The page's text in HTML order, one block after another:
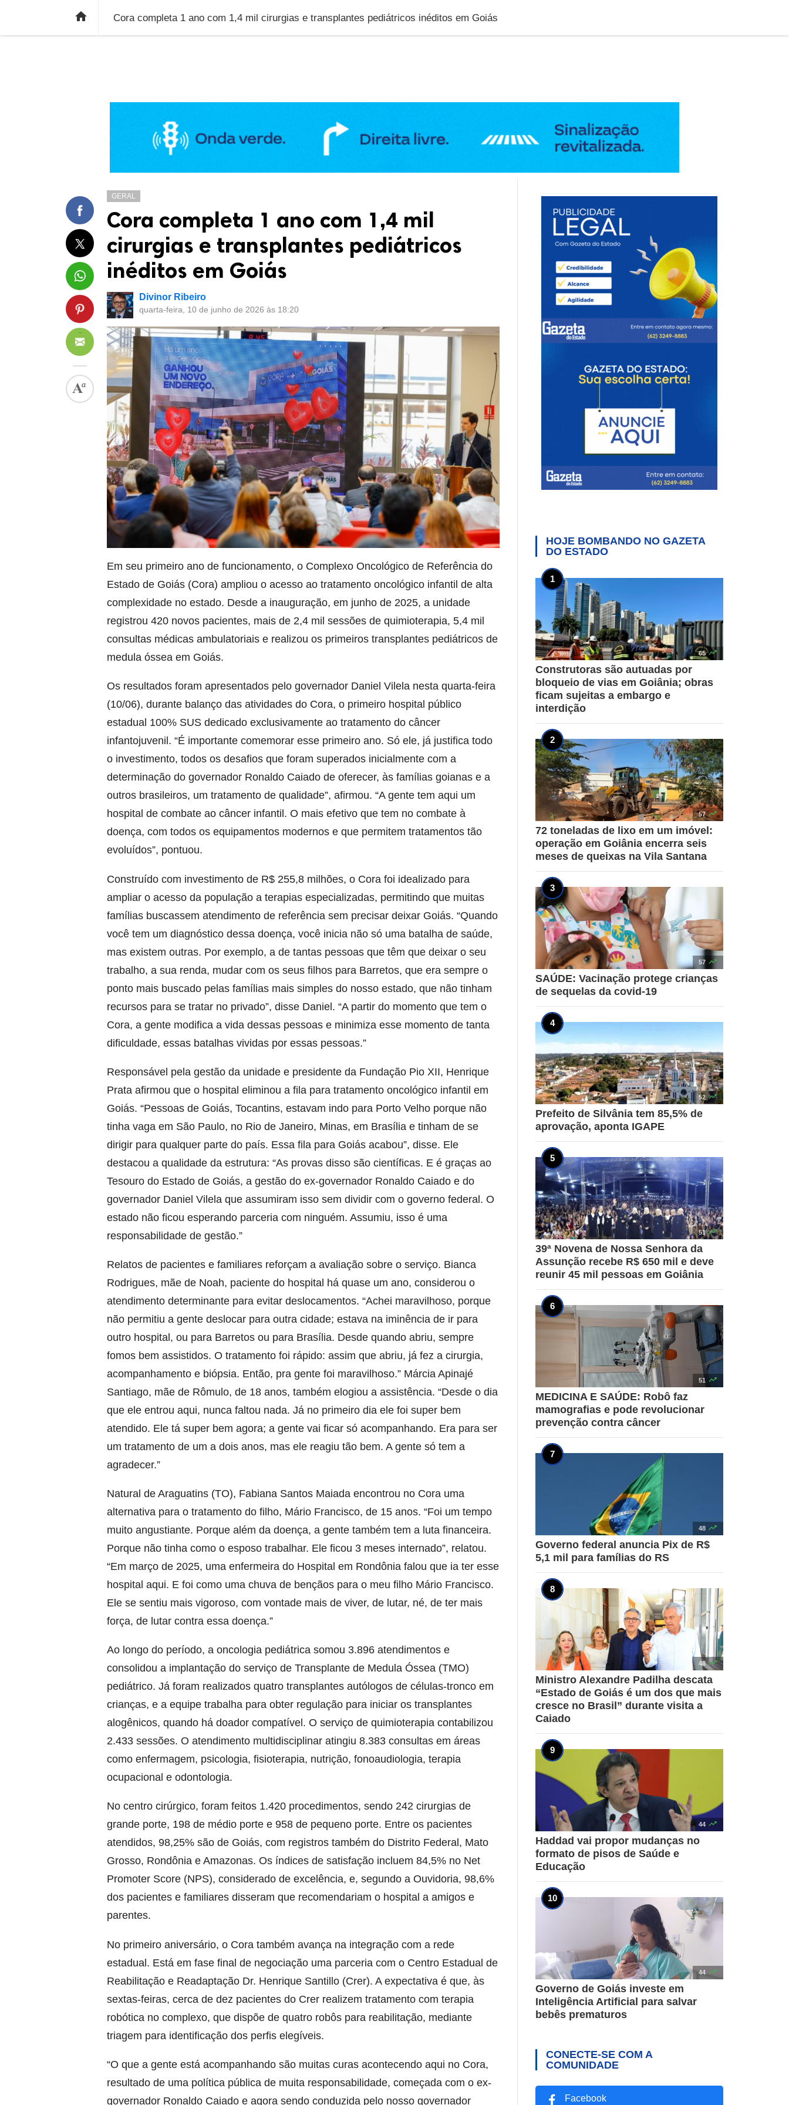

Cora completa 1 ano com 1,4 mil cirurgias e transplantes pediátricos inéditos em Goiás
GERAL
Cora completa 1 ano com 1,4 mil
cirurgias e transplantes pediátricos
inéditos em Goiás
Divinor Ribeiro
quarta-feira, 10 de junho de 2026 às 18:20
Em seu primeiro ano de funcionamento, o Complexo Oncológico de Referência do
Estado de Goiás (Cora) ampliou o acesso ao tratamento oncológico infantil de alta
complexidade no estado. Desde a inauguração, em junho de 2025, a unidade
registrou 420 novos pacientes, mais de 2,4 mil sessões de quimioterapia, 5,4 mil
consultas médicas ambulatoriais e realizou os primeiros transplantes pediátricos de
medula óssea em Goiás.
Os resultados foram apresentados pelo governador Daniel Vilela nesta quarta-feira
(10/06), durante balanço das atividades do Cora, o primeiro hospital público
estadual 100% SUS dedicado exclusivamente ao tratamento do câncer
infantojuvenil. “É importante comemorar esse primeiro ano. Só ele, já justifica todo
o investimento, todos os desafios que foram superados inicialmente com a
determinação do governador Ronaldo Caiado de oferecer, às famílias goianas e a
outros brasileiros, um tratamento de qualidade”, afirmou. “A gente tem aqui um
hospital de combate ao câncer infantil. O mais efetivo que tem no combate à
doença, com todos os equipamentos modernos e que permitem tratamentos tão
evoluídos”, pontuou.
Construído com investimento de R$ 255,8 milhões, o Cora foi idealizado para
ampliar o acesso da população a terapias especializadas, permitindo que muitas
famílias buscassem atendimento de referência sem precisar deixar Goiás. “Quando
você tem um diagnóstico dessa doença, você inicia não só uma batalha de saúde,
mas existem outras. Por exemplo, a de tantas pessoas que têm que deixar o seu
trabalho, a sua renda, mudar com os seus filhos para Barretos, que era sempre o
ponto mais buscado pelas famílias mais simples do nosso estado, que não tinham
recursos para se tratar no privado”, disse Daniel. “A partir do momento que tem o
Cora, a gente modifica a vida dessas pessoas e minimiza esse momento de tanta
dificuldade, essas batalhas vividas por essas pessoas.”
Responsável pela gestão da unidade e presidente da Fundação Pio XII, Henrique
Prata afirmou que o hospital eliminou a fila para tratamento oncológico infantil em
Goiás. “Pessoas de Goiás, Tocantins, estavam indo para Porto Velho porque não
tinha vaga em São Paulo, no Rio de Janeiro, Minas, em Brasília e tinham de se
dirigir para qualquer parte do país. Essa fila para Goiás acabou”, disse. Ele
destacou a qualidade da estrutura: “As provas disso são científicas. E é graças ao
Tesouro do Estado de Goiás, a gestão do ex-governador Ronaldo Caiado e do
governador Daniel Vilela que assumiram isso sem dividir com o governo federal. O
estado não ficou esperando parceria com ninguém. Assumiu, isso é uma
responsabilidade de gestão.”
Relatos de pacientes e familiares reforçam a avaliação sobre o serviço. Bianca
Rodrigues, mãe de Noah, paciente do hospital há quase um ano, considerou o
atendimento determinante para evitar deslocamentos. “Achei maravilhoso, porque
não permitiu a gente deslocar para outra cidade; estava na iminência de ir para
outro hospital, ou para Barretos ou para Brasília. Desde quando abriu, sempre
fomos bem assistidos. O tratamento foi rápido: assim que abriu, já fez a cirurgia,
acompanhamento e biópsia. Então, pra gente foi maravilhoso.” Márcia Apinajé
Santiago, mãe de Rômulo, de 18 anos, também elogiou a assistência. “Desde o dia
que ele entrou aqui, nunca faltou nada. Já no primeiro dia ele foi super bem
atendido. Ele tá super bem agora; a gente vai ficar só acompanhando. Era para ser
um tratamento de um a dois anos, mas ele reagiu tão bem. A gente só tem a
agradecer.”
Natural de Araguatins (TO), Fabiana Santos Maiada encontrou no Cora uma
alternativa para o tratamento do filho, Mário Francisco, de 15 anos. “Foi um tempo
muito angustiante. Porque além da doença, a gente também tem a luta financeira.
Porque não tinha como o esposo trabalhar. Ele ficou 3 meses internado”, relatou.
“Em março de 2025, uma enfermeira do Hospital em Rondônia falou que ia ter esse
hospital aqui. E foi como uma chuva de bençãos para o meu filho Mário Francisco.
Ele se sentiu mais vigoroso, com vontade mais de viver, de lutar, né, de ter mais
força, de lutar contra essa doença.”
Ao longo do período, a oncologia pediátrica somou 3.896 atendimentos e
consolidou a implantação do serviço de Transplante de Medula Óssea (TMO)
pediátrico. Já foram realizados quatro transplantes autólogos de células-tronco em
crianças, e a equipe trabalha para obter regulação para iniciar os transplantes
alogênicos, quando há doador compatível. O serviço de quimioterapia contabilizou
2.433 sessões. O atendimento multidisciplinar atingiu 8.383 consultas em áreas
como enfermagem, psicologia, fisioterapia, nutrição, fonoaudiologia, terapia
ocupacional e odontologia.
No centro cirúrgico, foram feitos 1.420 procedimentos, sendo 242 cirurgias de
grande porte, 198 de médio porte e 958 de pequeno porte. Entre os pacientes
atendidos, 98,25% são de Goiás, com registros também do Distrito Federal, Mato
Grosso, Rondônia e Amazonas. Os índices de satisfação incluem 84,5% no Net
Promoter Score (NPS), considerado de excelência, e, segundo a Ouvidoria, 98,6%
dos pacientes e familiares disseram que recomendariam o hospital a amigos e
parentes.
No primeiro aniversário, o Cora também avança na integração com a rede
estadual. Está em fase final de negociação uma parceria com o Centro Estadual de
Reabilitação e Readaptação Dr. Henrique Santillo (Crer). A expectativa é que, às
sextas-feiras, cerca de dez pacientes do Crer realizem tratamento com terapia
robótica no complexo, que dispõe de quatro robôs para reabilitação, mediante
triagem para identificação dos perfis elegíveis.
“O que a gente está acompanhando são muitas curas acontecendo aqui no Cora,
resultado de uma política pública de muita responsabilidade, começada com o ex-
governador Ronaldo Caiado e agora sendo conduzida pelo nosso governador
HOJE BOMBANDO NO GAZETA
DO ESTADO
65 
Construtoras são autuadas por
bloqueio de vias em Goiânia; obras
ficam sujeitas a embargo e
interdição
57 
72 toneladas de lixo em um imóvel:
operação em Goiânia encerra seis
meses de queixas na Vila Santana
57 
SAÚDE: Vacinação protege crianças
de sequelas da covid-19
52 
Prefeito de Silvânia tem 85,5% de
aprovação, aponta IGAPE
51 
39ª Novena de Nossa Senhora da
Assunção recebe R$ 650 mil e deve
reunir 45 mil pessoas em Goiânia
51 
MEDICINA E SAÚDE: Robô faz
mamografias e pode revolucionar
prevenção contra câncer
48 
Governo federal anuncia Pix de R$
5,1 mil para famílias do RS
48 
Ministro Alexandre Padilha descata
“Estado de Goiás é um dos que mais
cresce no Brasil” durante visita a
Caiado
44 
Haddad vai propor mudanças no
formato de pisos de Saúde e
Educação
44 
Governo de Goiás investe em
Inteligência Artificial para salvar
bebês prematuros
CONECTE-SE COM A
COMUNIDADE
Facebook